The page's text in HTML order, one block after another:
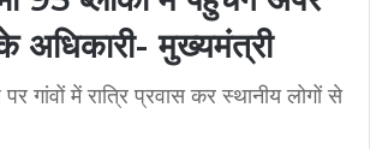
अधिकारी- मुख्यमंत्री
गांवों में रात्रि प्रवास कर स्थानीय लोगों से